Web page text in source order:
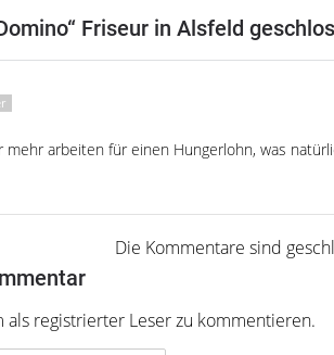
Friseur in Alsfeld
mehr arbeiten für einen Hungerlohn, was
als registrierter Leser zu kommentieren.